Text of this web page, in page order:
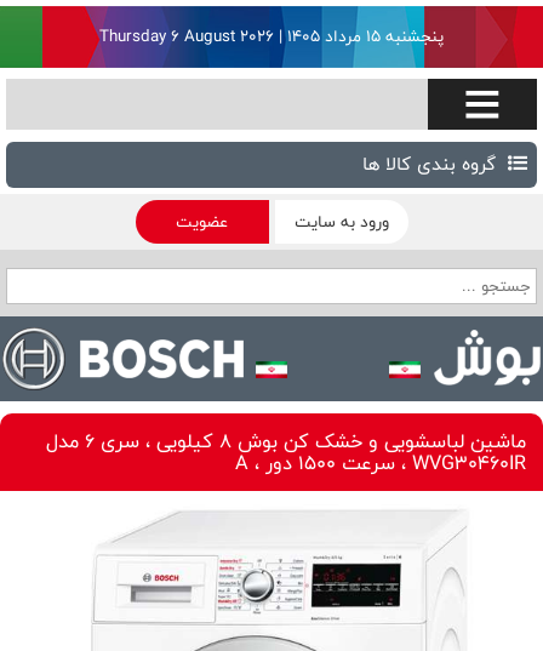
پنجشنبه ۱۵ مرداد ۱۴۰۵ | Thursday 6 August 2026
گروه بندی کالا ها
ورود به سایت عضویت
ماشین لباسشویی و خشک کن بوش 8 کیلویی ، سری 6 مدل
WVG30460IR ، سرعت 1500 دور ، A